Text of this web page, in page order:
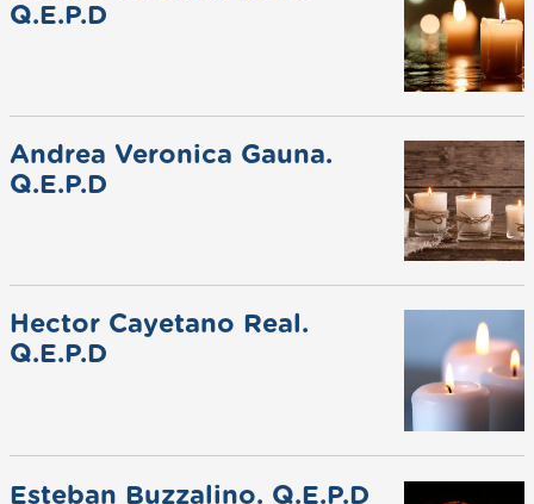
Q.E.P.D
Andrea Veronica Gauna.
Q.E.P.D
Hector Cayetano Real.
Q.E.P.D
Esteban Buzzalino. Q.E.P.D